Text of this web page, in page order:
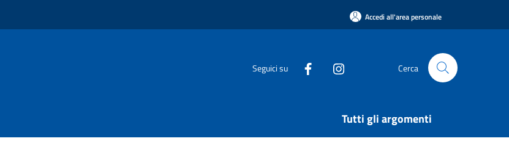
Accedi all'area personale
Seguici su Cerca
Tutti gli argomenti